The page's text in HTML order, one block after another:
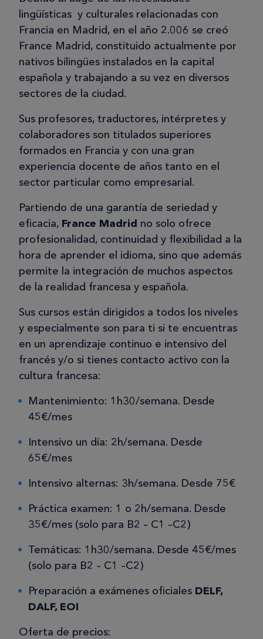
lingüísticas y culturales relacionadas con
Francia en Madrid, en el año 2.006 se creó
France Madrid, constituido actualmente por
nativos bilingües instalados en la capital
española y trabajando a su vez en diversos
sectores de la ciudad.
Sus profesores, traductores, intérpretes y
colaboradores son titulados superiores
formados en Francia y con una gran
experiencia docente de años tanto en el
sector particular como empresarial.
Partiendo de una garantía de seriedad y
eficacia, France Madrid no solo ofrece
profesionalidad, continuidad y flexibilidad a la
hora de aprender el idioma, sino que además
permite la integración de muchos aspectos
de la realidad francesa y española.
Sus cursos están dirigidos a todos los niveles
y especialmente son para ti si te encuentras
en un aprendizaje continuo e intensivo del
francés y/o si tienes contacto activo con la
cultura francesa:
Mantenimiento: 1h30/semana. Desde
45€/mes
Intensivo un día: 2h/semana. Desde
65€/mes
Intensivo alternas: 3h/semana. Desde 75€
Práctica examen: 1 o 2h/semana. Desde
35€/mes (solo para B2 – C1 –C2)
Temáticas: 1h30/semana. Desde 45€/mes
(solo para B2 – C1 –C2)
Preparación a exámenes oficiales DELF,
DALF, EOI
Oferta de precios: